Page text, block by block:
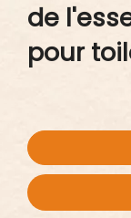
de
pour